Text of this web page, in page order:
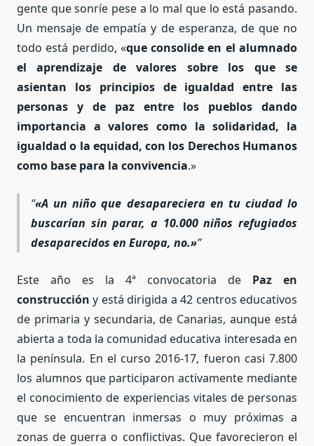
gente que sonríe pese a lo mal que lo está pasando.
Un mensaje de empatía y de esperanza, de que no
todo está perdido, «que consolide en el alumnado
el aprendizaje de valores sobre los que se
asientan los principios de igualdad entre las
personas y de paz entre los pueblos dando
importancia a valores como la solidaridad, la
igualdad o la equidad, con los Derechos Humanos
como base para la convivencia.»
«A un niño que desapareciera en tu ciudad lo
buscarían sin parar, a 10.000 niños refugiados
desaparecidos en Europa, no.»
Este año es la 4ª convocatoria de Paz en
construcción y está dirigida a 42 centros educativos
de primaria y secundaria, de Canarias, aunque está
abierta a toda la comunidad educativa interesada en
la península. En el curso 2016-17, fueron casi 7.800
los alumnos que participaron activamente mediante
el conocimiento de experiencias vitales de personas
que se encuentran inmersas o muy próximas a
zonas de guerra o conflictivas. Que favorecieron el